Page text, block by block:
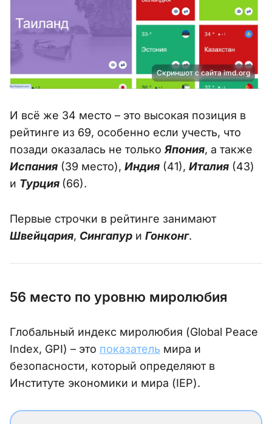
Скриншот с сайта imd.org
И всё же 34 место – это высокая позиция в
рейтинге из 69, особенно если учесть, что
позади оказалась не толькоЯпония, а также
Испания (39 место), Индия (41), Италия (43)
и Турция (66).
Первые строчки в рейтинге занимают
Швейцария, Сингапур и Гонконг.
56 место по уровню миролюбия
Глобальный индекс миролюбия (Global Peace
Index, GPI) – это показатель мира и
безопасности, который определяют в
Институте экономики и мира (IEP).